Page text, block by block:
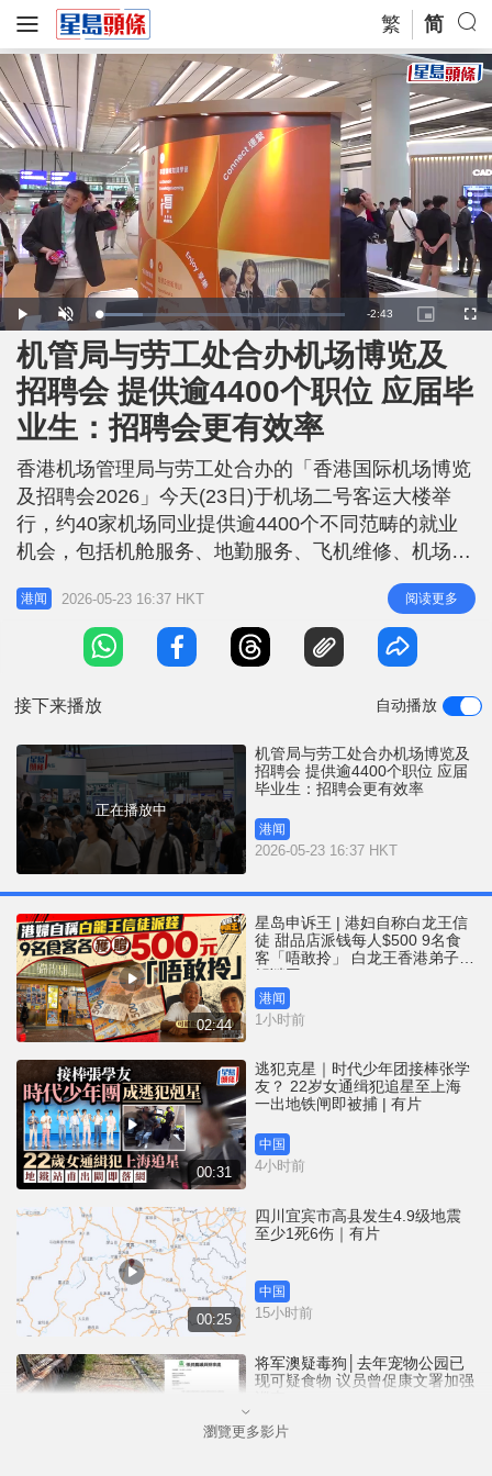
繁 简
P
l
a
y
U
n
m
u
t
e
L
o
d
e
:
1
7
.
6
4
R
e
n
n
-2:43
P
i
c
t
u
e
-
i
c
t
r
e
F
u
r
e
机管局与劳工处合办机场博览及
招聘会 提供逾4400个职位 应届毕
业生：招聘会更有效率
香港机场管理局与劳工处合办的「香港国际机场博览
及招聘会2026」今天(23日)于机场二号客运大楼举
行，约40家机场同业提供逾4400个不同范畴的就业
机会，包括机舱服务、地勤服务、飞机维修、机场保
安、行李处理及餐饮等，吸引不少人前来申请空缺职
位。机管局与机场公司亦展示其最新发展、科技应用
及全新服务。 杨达荣：本地招聘永远是优先考虑 机
管局提供逾70个职位空缺，包括飞行区运作、行李处
港闻 2026-05-23 16:37 HKT 阅读更多
接下来播放 自动播放
正在播放中
机管局与劳工处合办机场博览及
招聘会 提供逾4400个职位 应届
毕业生：招聘会更有效率
港闻
2026-05-23 16:37 HKT
02:44
星岛申诉王 | 港妇自称白龙王信
徒 甜品店派钱每人$500 9名食
客「唔敢拎」 白龙王香港弟子亲
解谜团
港闻
1小时前
00:31
逃犯克星｜时代少年团接棒张学
友？ 22岁女通缉犯追星至上海
一出地铁闸即被捕 | 有片
中国
4小时前
00:25
四川宜宾市高县发生4.9级地震
至少1死6伤｜有片
中国
15小时前
将军澳疑毒狗│去年宠物公园已
现可疑食物 议员曾促康文署加强
港闻
瀏覽更多影片